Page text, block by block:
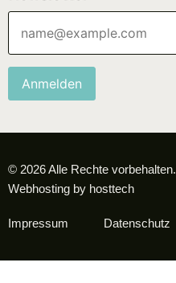
Anmelden
© 2026 Alle Rechte vorbehalten.
Webhosting by hosttech
Impressum Datenschutz